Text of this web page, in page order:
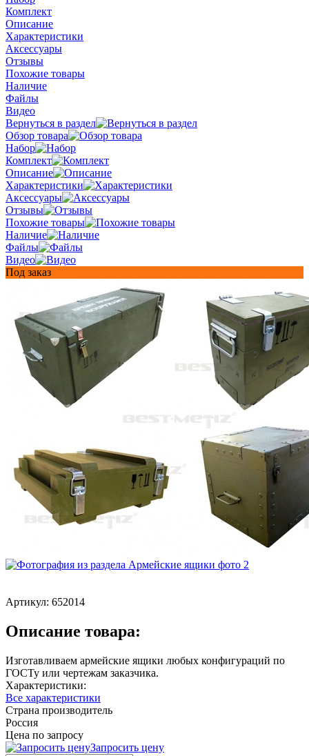
Комплект
Описание
Характеристики
Аксессуары
Отзывы
Похожие товары
Наличие
Файлы
Видео
Вернуться в раздел
Обзор товара
Набор
Комплект
Описание
Характеристики
Аксессуары
Отзывы
Похожие товары
Наличие
Файлы
Видео
Под заказ
Артикул: 652014
Описание товара:
Изготавливаем армейские ящики любых конфигураций по
ГОСТу или чертежам заказчика.
Характеристики:
Все характеристики
Страна производитель
Россия
Цена по запросу
Запросить цену